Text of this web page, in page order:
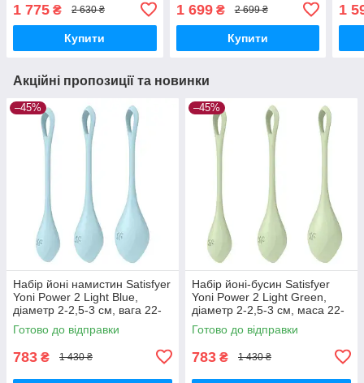
1 775 ₴ 2 630 ₴
Купити
1 699₴ 2 699 ₴
Купити
1
Акційні пропозиції та новинки
–45%
Набір йоні намистин Satisfyer
Yoni Power 2 Light Blue,
діаметр 2-2,5-3 см, вага 22-
44-73 гр Вібратори
мастурбатори секс-шоп
Готово до відправки
783 ₴ 1 430 ₴
–45%
Набір йоні-бусин Satisfyer
Yoni Power 2 Light Green,
діаметр 2-2,5-3 см, маса 22-
44-73 г Вібратори
мастурбатори секс-шоп
Готово до відправки
783 ₴ 1 430 ₴